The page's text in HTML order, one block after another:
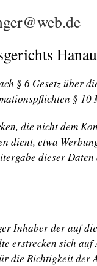
§ 6 Gesetz über
§
die nicht dem
dient, etwa
dieser
Inhaber der auf
erstrecken sich
die Richtigkeit der